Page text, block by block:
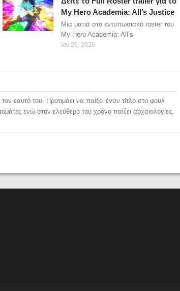
My Hero Academia: All’s Justice
Μια ματιά στο εντυπωσιακό roster του
My Hero Academia: All’s
Ιαν 29, 2026
εαυτό του. Προτιμάει να παίξει έναν τίτλο στο φουλ
ενώ στον ελεύθερο του χρόνο παίζει αρχαιολογίες.